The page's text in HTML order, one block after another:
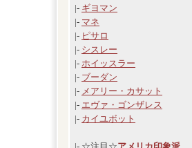
|- ギヨマン
|- マネ
|- ピサロ
|- シスレー
|- ホイッスラー
|- ブーダン
|- メアリー・カサット
|- エヴァ・ゴンザレス
|- カイユボット